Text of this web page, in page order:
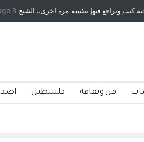
كتب وترافع فيها بنفسه مرة اخرى.. الشيخ
الأمريكية ، فأعطوه الجنسية عن يد وهم
صاغرون،
3 years ago
فن وثقافة فلسطين